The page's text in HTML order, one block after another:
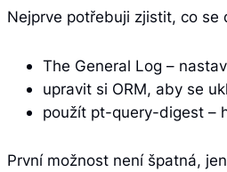
Nejprve potřebuji zjistit, co
The General Log –
upravit si ORM, aby se
použít pt-query-digest –
První možnost není špatná,